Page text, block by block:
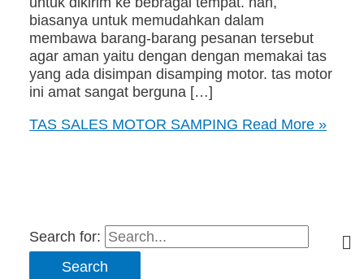
biasanya untuk memudahkan dalam
membawa barang-barang pesanan tersebut
agar aman yaitu dengan dengan memakai tas
yang ada disimpan disamping motor. tas motor
ini amat sangat berguna […]
TAS SALES MOTOR SAMPING Read More »
Search for: